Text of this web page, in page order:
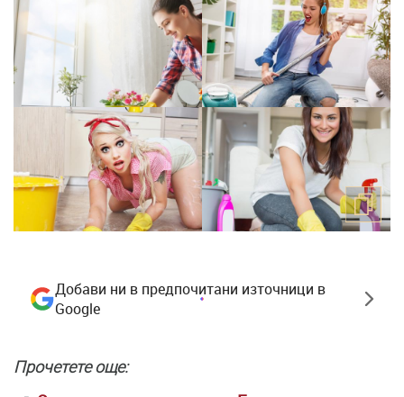
Добави ни в предпочитани източници в
Google
Прочетете още: